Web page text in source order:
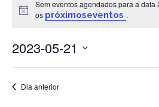
for
de
Maio
de
Aviso
Sem eventos agendados para a data
os próximoseventos .
2023-05-21
data.Dia anterior